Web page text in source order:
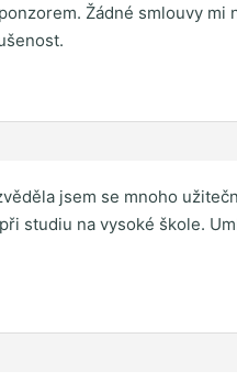
Žádné smlouvy
jsem se mnoho
studiu na vysoké škole.